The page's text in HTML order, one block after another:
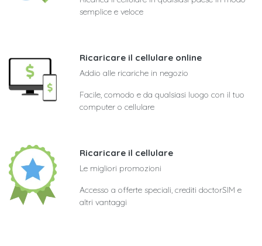
semplice e veloce
Ricaricare il cellulare online
Addio alle ricariche in negozio
Facile, comodo e da qualsiasi luogo con il tuo
computer o cellulare
Ricaricare il cellulare
Le migliori promozioni
Accesso a offerte speciali, crediti doctorSIM e
altri vantaggi